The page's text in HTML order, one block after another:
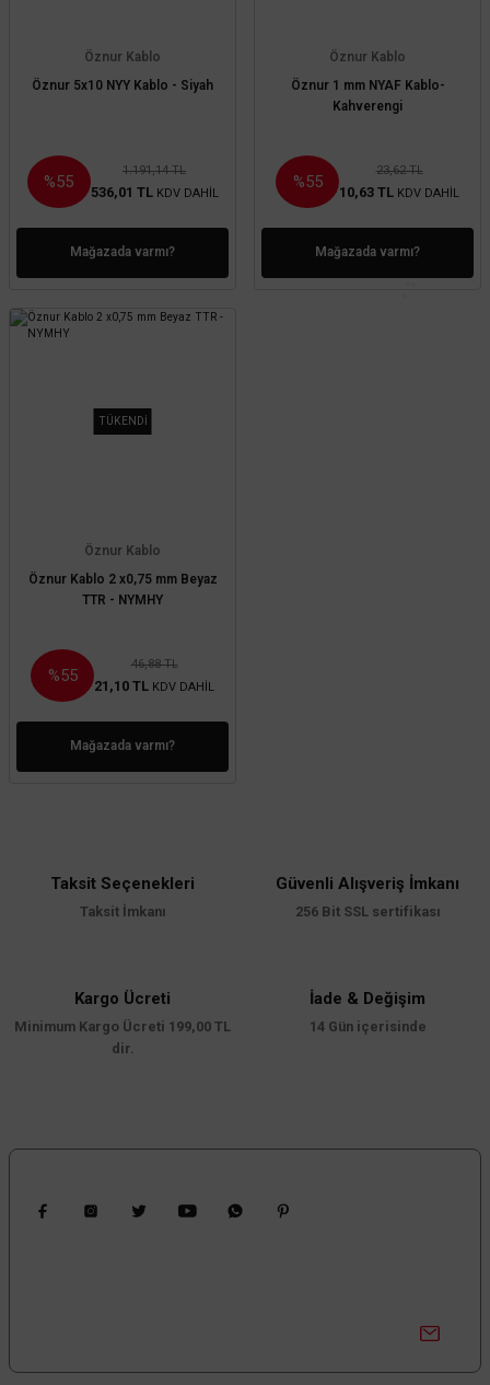
Öznur Kablo
Öznur 5x10 NYY Kablo - Siyah
%55
1.191,14 TL
536,01 TL KDV DAHİL
Mağazada varmı?
Öznur Kablo
Öznur 1 mm NYAF Kablo-
Kahverengi
%55
23,62 TL
10,63 TL KDV DAHİL
Mağazada varmı?
TÜKENDİ
Öznur Kablo
Öznur Kablo 2 x0,75 mm Beyaz
TTR - NYMHY
%55
46,88 TL
21,10 TL KDV DAHİL
Mağazada varmı?
Taksit Seçenekleri
Taksit İmkanı
Güvenli Alışveriş İmkanı
256 Bit SSL sertifikası
Kargo Ücreti
Minimum Kargo Ücreti 199,00 TL
dir.
İade & Değişim
14 Gün içerisinde